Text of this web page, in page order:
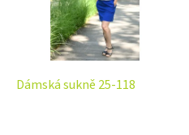
Dámská sukně 25-118